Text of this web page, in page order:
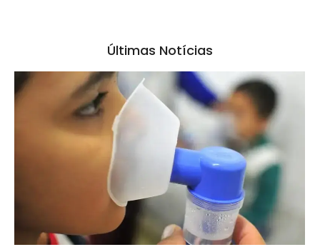
Últimas Notícias